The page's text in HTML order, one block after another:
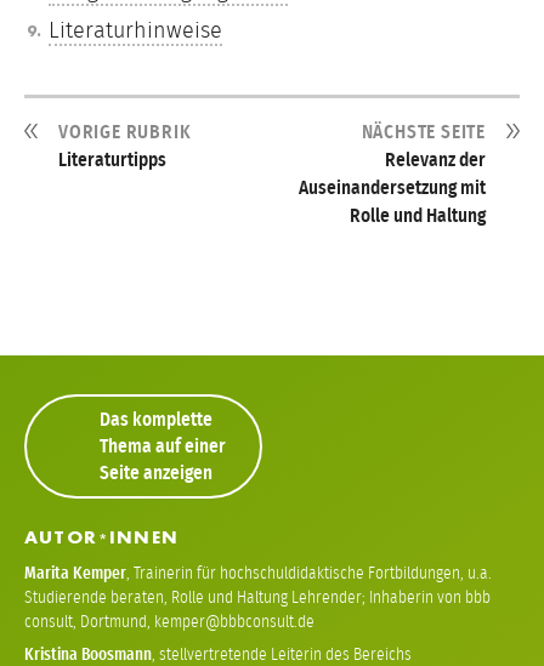
Literaturhinweise
VORIGE RUBRIK
Literaturtipps
NÄCHSTE SEITE
Relevanz der
Auseinandersetzung mit
Rolle und Haltung
Das komplette
Thema auf einer
Seite anzeigen
AUTOR* INNEN
Marita Kemper, Trainerin für hochschuldidaktische Fortbildungen, u.a.
Studierende beraten, Rolle und Haltung Lehrender; Inhaberin von bbb
consult, Dortmund, kemper
Kristina Boosmann, stellvertretende Leiterin des Bereichs